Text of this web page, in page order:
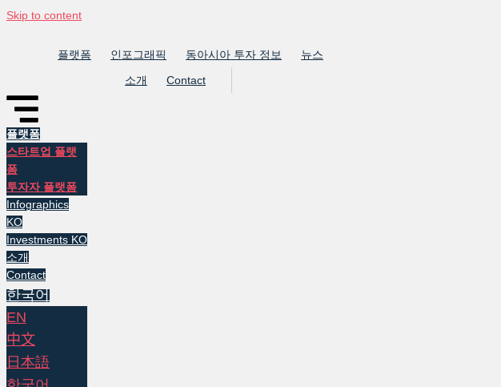
Skip to content
플랫폼 인포그래픽 동아시아 투자 정보
뉴스
소개
Contact
플랫폼
스타트업 플랫
폼
투자자 플랫폼
Infographics
KO
Investments KO
소개
Contact
한국어
EN
中文
日本語